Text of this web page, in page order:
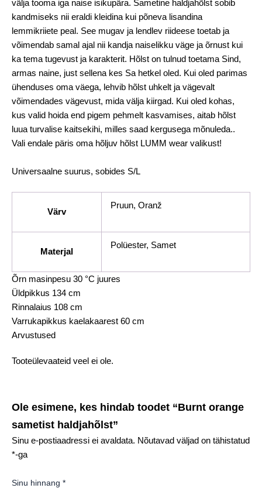
välja tooma iga naise isikupära. Sametine haldjahõlst sobib
kandmiseks nii eraldi kleidina kui põneva lisandina
lemmikriiete peal. See mugav ja lendlev riideese toetab ja
võimendab samal ajal nii kandja naiselikku väge ja õrnust kui
ka tema tugevust ja karakterit. Hõlst on tulnud toetama Sind,
armas naine, just sellena kes Sa hetkel oled. Kui oled parimas
ühenduses oma väega, lehvib hõlst uhkelt ja vägevalt
võimendades vägevust, mida välja kiirgad. Kui oled kohas,
kus valid hoida end pigem pehmelt kasvamises, aitab hõlst
luua turvalise kaitsekihi, milles saad kergusega mõnuleda..
Vali endale päris oma hõljuv hõlst LUMM wear valikust!
Universaalne suurus, sobides S/L
Värv
Pruun, Oranž
Materjal
Polüester, Samet
Õrn masinpesu 30 °C juures
Üldpikkus 134 cm
Rinnalaius 108 cm
Varrukapikkus kaelakaarest 60 cm
Arvustused
Tooteülevaateid veel ei ole.
Ole esimene, kes hindab toodet “Burnt orange
sametist haldjahõlst”
Sinu e-postiaadressi ei avaldata. Nõutavad väljad on tähistatud
*-ga
Sinu hinnang *